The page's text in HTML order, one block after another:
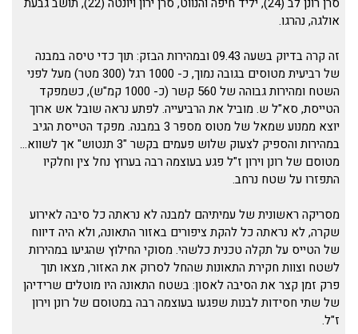
אולגה, נהרגו.
זה קרה בדיוק בשעה 09.43 ובמהירות הבזק: תוך כדי טיסה במבנה
של רביעית מטוסים בגובה נמוך, כ- 1000 רגל (300 מטר) מעל לפני
השטח ומהירות גבוהה של 560 קשר (כ- 1000 קמ"ש), כשמפקד
הטייסת, סא"ל ש. מוביל את הרביעייה. לפתע נראה שובל אש ארוך
יוצא ממנוע שמאל של מטוס מספר 3 במבנה. מפקד הטייסת הגיב
במהירות והספיק לצעוק שלוש פעמים בקשר "3 תנטוש" אך לשווא…
מטוסם של רונן וירון ז"ל פגע בעוצמה רבה בערוץ נחל צין וחלקיו
התפזרו על שטח נרחב.
מסריקה ראשונית של עמיתיהם למבנה לא נראתה כל סיבה לאירוע
שקרה, לא נראתה כל להקת ציפורים באזור התאונה, ולא היה דיווח
של הטייס על תקלה טכנית כלשהי. מסוקי החילוץ שהגיעו במהירות
לשטח וצוות חקירת התאונות שהחל לסרוק את האזור, מצאו תוך
פרק זמן קצר את הסיבה לאסון: בשטח התאונה היו מוטלים שרידיהן
של שתי חסידות לבנות שפגעו בעוצמה רבה במטוסם של רונן וירון
ז"ל.